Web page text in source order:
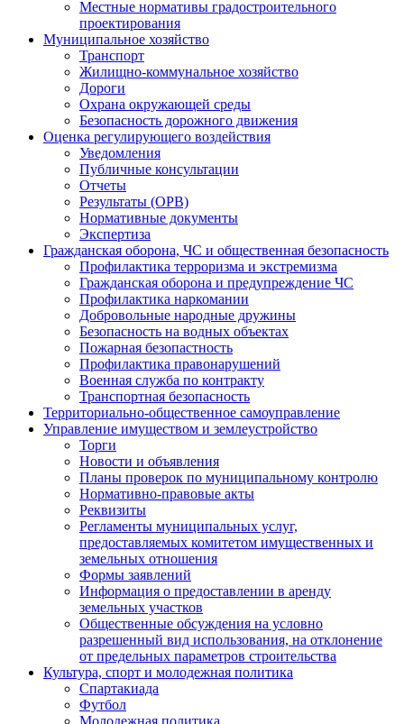
Местные нормативы градостроительного
проектирования
Муниципальное хозяйство
Транспорт
Жилищно-коммунальное хозяйство
Дороги
Охрана окружающей среды
Безопасность дорожного движения
Оценка регулирующего воздействия
Уведомления
Публичные консультации
Отчеты
Результаты (ОРВ)
Нормативные документы
Экспертиза
Гражданская оборона, ЧС и общественная безопасность
Профилактика терроризма и экстремизма
Гражданская оборона и предупреждение ЧС
Профилактика наркомании
Добровольные народные дружины
Безопасность на водных объектах
Пожарная безопастность
Профилактика правонарушений
Военная служба по контракту
Транспортная безопасность
Территориально-общественное самоуправление
Управление имуществом и землеустройство
Торги
Новости и объявления
Планы проверок по муниципальному контролю
Нормативно-правовые акты
Реквизиты
Регламенты муниципальных услуг,
предоставляемых комитетом имущественных и
земельных отношения
Формы заявлений
Информация о предоставлении в аренду
земельных участков
Общественные обсуждения на условно
разрешенный вид использования, на отклонение
от предельных параметров строительства
Культура, спорт и молодежная политика
Спартакиада
Футбол